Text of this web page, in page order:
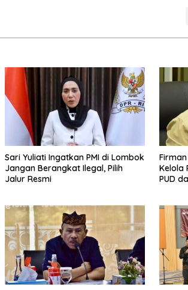
Sari Yuliati Ingatkan PMI di Lombok
Jangan Berangkat Ilegal, Pilih
Jalur Resmi
Kelola
PUD